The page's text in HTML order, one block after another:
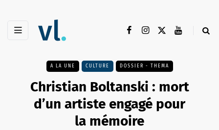
A LA UNE CULTURE DOSSIER - THEMA
Christian Boltanski : mort
d’un artiste engagé pour
la mémoire